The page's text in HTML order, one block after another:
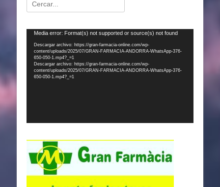
Reproductor
vídeo
Media error: Format(s) not supported or source(s) not found
Descargar archivo: https://gran-farmacia-online.com/wp-
content/uploads/2025/07/GRAN-FARMACIA-ANDORRA-WhatsApp-376-
650-050-1.mp4?_=1
Descargar archivo: https://gran-farmacia-online.com/wp-
content/uploads/2025/07/GRAN-FARMACIA-ANDORRA-WhatsApp-376-
650-050-1.mp4?_=1